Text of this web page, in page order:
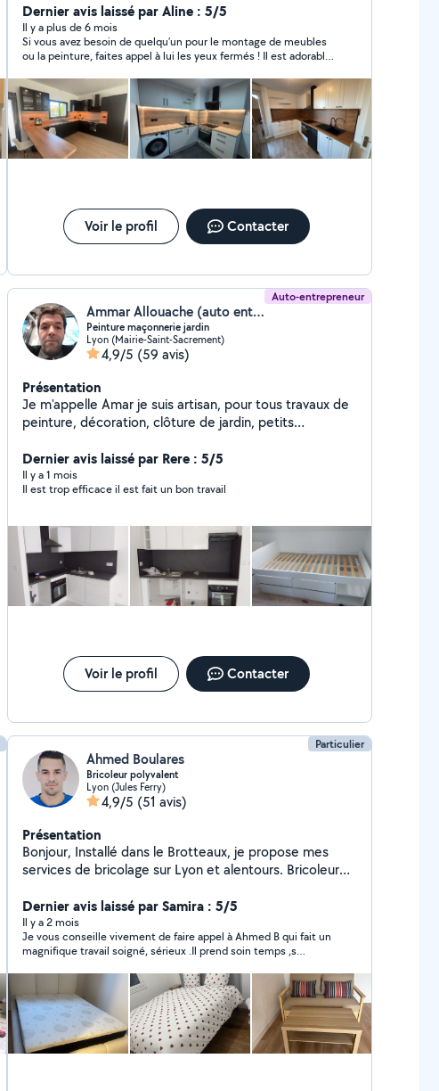
toutes marques (IKEA, Conforama, Leroy Merlin)
Montage et installation de cuisines Installation de
luminaires et petits travaux de bricolage Soigneux,
ponctuel et expérimenté, je m'assure que tout soit fait
correctement et rapidement. Contactez-moi pour un
devis ou pour planifier votre projet !
Dernier avis laissé par Aline : 5/5
Il y a plus de 6 mois
Si vous avez besoin de quelqu’un pour le montage de meubles
ou la peinture, faites appel à lui les yeux fermés ! Il est adorable,
à 2000 % !
Voir le profil Contacter
Auto-entrepreneur
Ammar Allouache (auto entreprise petit travaux)
Peinture maçonnerie jardin
Lyon (Mairie-Saint-Sacrement)
4,9/5 (59 avis)
Présentation
Je m'appelle Amar je suis artisan, pour tous travaux de
peinture, décoration, clôture de jardin, petits
ainsi que fabrication dressing, réparation du volet
roulant et montage de cuisine.
Dernier avis laissé par Rere : 5/5
Il y a 1 mois
Il est trop efficace il est fait un bon travail
Voir le profil Contacter
Particulier
Ahmed Boulares
Bricoleur polyvalent
Lyon (Jules Ferry)
4,9/5 (51 avis)
Présentation
Bonjour, Installé dans le Brotteaux, je propose mes
services de bricolage sur Lyon et alentours. Bricoleur
nombreux travaux avec du matériel professionnel.
J'interviens pour des petits comme des moyens
travaux, avec un travail propre, organisé et des finitions
soignées. Je peux notamment vous aider pour : * pose
de lustres, suspensions et luminaires * fixation de télé
au mur * pose de tringles à rideaux, étagères, cadres *
montage de meubles (tous types) * petits travaux de
peinture * pose de faïence * pose de crédence cuisine
* habillage mural / panneaux décoratifs * pose de
Dernier avis laissé par Samira : 5/5
Il y a 2 mois
Je vous conseille vivement de faire appel à Ahmed B qui fait un
magnifique travail soigné, sérieux .Il prend soin temps ,s
dressing et je suis très satisfaite .Je ferai toujours appel à lui